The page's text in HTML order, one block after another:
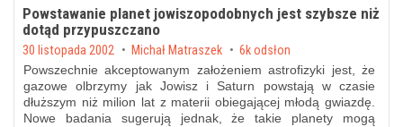
Powstawanie planet jowiszopodobnych jest szybsze niż
dotąd przypuszczano
Posted on
30 listopada 2002 by Michał Matraszek 6k odsłon
Powszechnie akceptowanym założeniem astrofizyki jest, że
gazowe olbrzymy jak Jowisz i Saturn powstają w czasie
dłuższym niż milion lat z materii obiegającej młodą gwiazdę.
Nowe badania sugerują jednak, że takie planety mogą